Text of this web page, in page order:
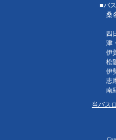
■バ
桑
四
津
伊
松
伊
志
南
当バス